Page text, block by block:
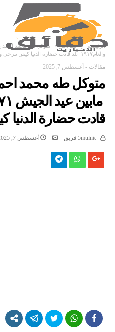
‫الرئيسية‬ مقالات
والعام١٩١٧ بلد قادت حضارة الدنيا كيفن تترخى وتنقاد
مقالات - أغسطس 7, 2025
متوكل طه محمد
قادت حضارة الدنيا
أغسطس 7, 2025